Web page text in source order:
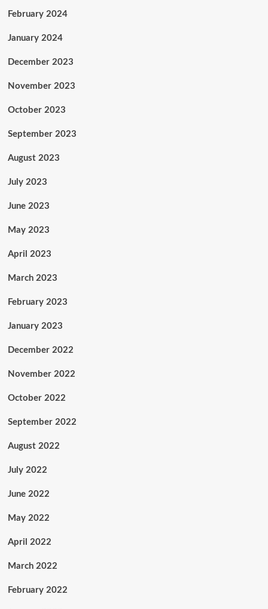
February 2024
January 2024
December 2023
November 2023
October 2023
September 2023
August 2023
July 2023
June 2023
May 2023
April 2023
March 2023
February 2023
January 2023
December 2022
November 2022
October 2022
September 2022
August 2022
July 2022
June 2022
May 2022
April 2022
March 2022
February 2022